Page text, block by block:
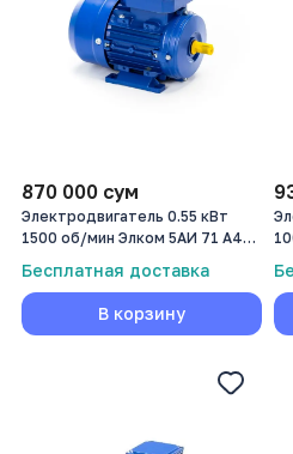
870 000сум
Электродвигатель 0.55 кВт
1500 об/мин Элком 5АИ 71 А4
Бесплатная доставка
В корзину